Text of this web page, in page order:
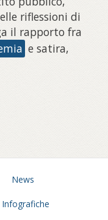
riflessioni di
il rapporto fra
e satira,
News
Infografiche